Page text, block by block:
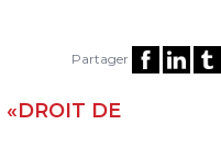
Partager
«DROIT DE